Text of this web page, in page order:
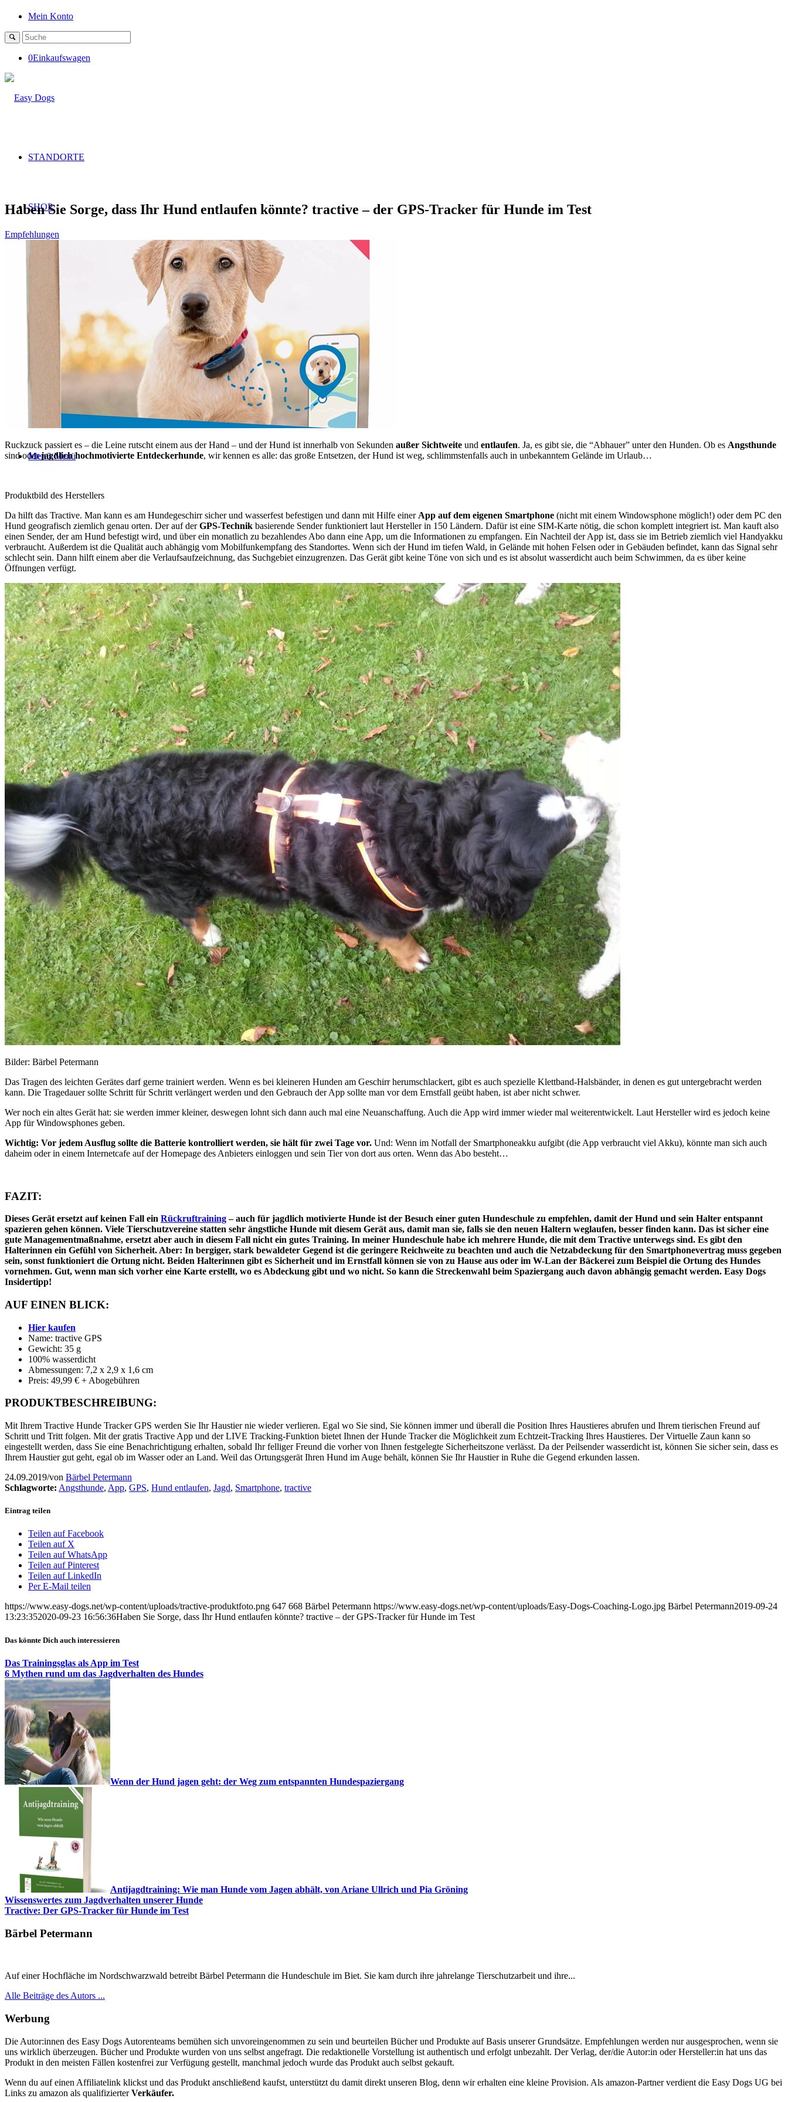
Mein Konto
0Einkaufswagen
STANDORTE
SHOP
BLOG
TERMINE
ÜBER UNS
Menü Menü
Haben Sie Sorge, dass Ihr Hund entlaufen könnte? tractive – der GPS-Tracker für Hunde im Test
Empfehlungen
Ruckzuck passiert es – die Leine rutscht einem aus der Hand – und der Hund ist innerhalb von Sekunden außer Sichtweite und entlaufen. Ja, es gibt sie, die “Abhauer” unter den Hunden. Ob es Angsthunde
sind oderjagdlich hochmotivierte Entdeckerhunde, wir kennen es alle: das große Entsetzen, der Hund ist weg, schlimmstenfalls auch in unbekanntem Gelände im Urlaub…
Produktbild des Herstellers
Da hilft das Tractive. Man kann es am Hundegeschirr sicher und wasserfest befestigen und dann mit Hilfe einer App auf dem eigenen Smartphone (nicht mit einem Windowsphone möglich!) oder dem PC den
Hund geografisch ziemlich genau orten. Der auf derGPS-Technik basierende Sender funktioniert laut Hersteller in 150 Ländern. Dafür ist eine SIM-Karte nötig, die schon komplett integriert ist. Man kauft also
einen Sender, der am Hund befestigt wird, und über ein monatlich zu bezahlendes Abo dann eine App, um die Informationen zu empfangen. Ein Nachteil der App ist, dass sie im Betrieb ziemlich viel Handyakku
verbraucht. Außerdem ist die Qualität auch abhängig vom Mobilfunkempfang des Standortes. Wenn sich der Hund im tiefen Wald, in Gelände mit hohen Felsen oder in Gebäuden befindet, kann das Signal sehr
schlecht sein. Dann hilft einem aber die Verlaufsaufzeichnung, das Suchgebiet einzugrenzen. Das Gerät gibt keine Töne von sich und es ist absolut wasserdicht auch beim Schwimmen, da es über keine
Öffnungen verfügt.
Bilder: Bärbel Petermann
Das Tragen des leichten Gerätes darf gerne trainiert werden. Wenn es bei kleineren Hunden am Geschirr herumschlackert, gibt es auch spezielle Klettband-Halsbänder, in denen es gut untergebracht werden
kann. Die Tragedauer sollte Schritt für Schritt verlängert werden und den Gebrauch der App sollte man vor dem Ernstfall geübt haben, ist aber nicht schwer.
Wer noch ein altes Gerät hat: sie werden immer kleiner, deswegen lohnt sich dann auch mal eine Neuanschaffung. Auch die App wird immer wieder mal weiterentwickelt. Laut Hersteller wird es jedoch keine
App für Windowsphones geben.
Wichtig: Vor jedem Ausflug sollte die Batterie kontrolliert werden, sie hält für zwei Tage vor. Und: Wenn im Notfall der Smartphoneakku aufgibt (die App verbraucht viel Akku), könnte man sich auch
daheim oder in einem Internetcafe auf der Homepage des Anbieters einloggen und sein Tier von dort aus orten. Wenn das Abo besteht…
FAZIT:
Dieses Gerät ersetzt auf keinen Fall ein Rückruftraining– auch für jagdlich motivierte Hunde ist der Besuch einer guten Hundeschule zu empfehlen, damit der Hund und sein Halter entspannt
spazieren gehen können. Viele Tierschutzvereine statten sehr ängstliche Hunde mit diesem Gerät aus, damit man sie, falls sie den neuen Haltern weglaufen, besser finden kann. Das ist sicher eine
gute Managementmaßnahme, ersetzt aber auch in diesem Fall nicht ein gutes Training. In meiner Hundeschule habe ich mehrere Hunde, die mit dem Tractive unterwegs sind. Es gibt den
Halterinnen ein Gefühl von Sicherheit. Aber: In bergiger, stark bewaldeter Gegend ist die geringere Reichweite zu beachten und auch die Netzabdeckung für den Smartphonevertrag muss gegeben
sein, sonst funktioniert die Ortung nicht. Beiden Halterinnen gibt es Sicherheit und im Ernstfall können sie von zu Hause aus oder im W-Lan der Bäckerei zum Beispiel die Ortung des Hundes
vornehmen. Gut, wenn man sich vorher eine Karte erstellt, wo es Abdeckung gibt und wo nicht. So kann die Streckenwahl beim Spaziergang auch davon abhängig gemacht werden. Easy Dogs
Insidertipp!
AUF EINEN BLICK:
Hier kaufen
Name: tractive GPS
Gewicht: 35 g
100% wasserdicht
Abmessungen: 7,2 x 2,9 x 1,6 cm
Preis: 49,99 € + Abogebühren
PRODUKTBESCHREIBUNG:
Mit Ihrem Tractive Hunde Tracker GPS werden Sie Ihr Haustier nie wieder verlieren. Egal wo Sie sind, Sie können immer und überall die Position Ihres Haustieres abrufen und Ihrem tierischen Freund auf
Schritt und Tritt folgen. Mit der gratis Tractive App und der LIVE Tracking-Funktion bietet Ihnen der Hunde Tracker die Möglichkeit zum Echtzeit-Tracking Ihres Haustieres. Der Virtuelle Zaun kann so
eingestellt werden, dass Sie eine Benachrichtigung erhalten, sobald Ihr felliger Freund die vorher von Ihnen festgelegte Sicherheitszone verlässt. Da der Peilsender wasserdicht ist, können Sie sicher sein, dass es
Ihrem Haustier gut geht, egal ob im Wasser oder an Land. Weil das Ortungsgerät Ihren Hund im Auge behält, können Sie Ihr Haustier in Ruhe die Gegend erkunden lassen.
24.09.2019/von Bärbel Petermann
Schlagworte: Angsthunde, App, GPS, Hund entlaufen, Jagd, Smartphone, tractive
Eintrag teilen
Teilen auf Facebook
Teilen auf X
Teilen auf WhatsApp
Teilen auf Pinterest
Teilen auf LinkedIn
Per E-Mail teilen
https://www.easy-dogs.net/wp-content/uploads/tractive-produktfoto.png 647 668 Bärbel Petermann https://www.easy-dogs.net/wp-content/uploads/Easy-Dogs-Coaching-Logo.jpg Bärbel Petermann2019-09-24
13:23:352020-09-23 16:56:36Haben Sie Sorge, dass Ihr Hund entlaufen könnte? tractive – der GPS-Tracker für Hunde im Test
Das könnte Dich auch interessieren
Das Trainingsglas als App im Test
6 Mythen rund um das Jagdverhalten des Hundes
Wenn der Hund jagen geht: der Weg zum entspannten Hundespaziergang
Antijagdtraining: Wie man Hunde vom Jagen abhält, von Ariane Ullrich und Pia Gröning
Wissenswertes zum Jagdverhalten unserer Hunde
Tractive: Der GPS-Tracker für Hunde im Test
Bärbel Petermann
Auf einer Hochfläche im Nordschwarzwald betreibt Bärbel Petermann die Hundeschule im Biet. Sie kam durch ihre jahrelange Tierschutzarbeit und ihre...
Alle Beiträge des Autors ...
Werbung
Die Autor:innen des Easy Dogs Autorenteams bemühen sich unvoreingenommen zu sein und beurteilen Bücher und Produkte auf Basis unserer Grundsätze. Empfehlungen werden nur ausgesprochen, wenn sie
uns wirklich überzeugen. Bücher und Produkte wurden von uns selbst angefragt. Die redaktionelle Vorstellung ist authentisch und erfolgt unbezahlt. Der Verlag, der/die Autor:in oder Hersteller:in hat uns das
Produkt in den meisten Fällen kostenfrei zur Verfügung gestellt, manchmal jedoch wurde das Produkt auch selbst gekauft.
Wenn du auf einen Affiliatelink klickst und das Produkt anschließend kaufst, unterstützt du damit direkt unseren Blog, denn wir erhalten eine kleine Provision. Als amazon-Partner verdient die Easy Dogs UG bei
Links zu amazon als qualifizierterVerkäufer.